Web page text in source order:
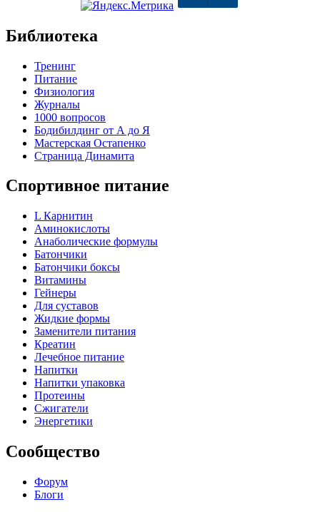
Библиотека
Тренинг
Питание
Физиология
Журналы
1000 вопросов
Бодибилдинг от А до Я
Мастерская Остапенко
Страница Динамита
Спортивное питание
L Карнитин
Аминокислоты
Анаболические формулы
Батончики
Батончики боксы
Витамины
Гейнеры
Для суставов
Жидкие формы
Заменители питания
Креатин
Лечебное питание
Напитки
Напитки упаковка
Протеины
Сжигатели
Энергетики
Сообщество
Форум
Блоги